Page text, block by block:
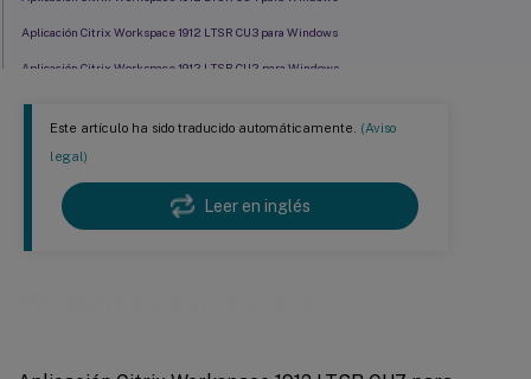
Este artículo ha sido traducido automáticamente. (Aviso
legal)
Leer en inglés
Aplicación Citrix Workspace 1912 LTSR CU3 para Windows
Aplicación Citrix Workspace 1912 LTSR CU2 para Windows
Aplicación Citrix Workspace 1912 LTSR CU1 Hotfix 1 para Windows (19.12.1001)